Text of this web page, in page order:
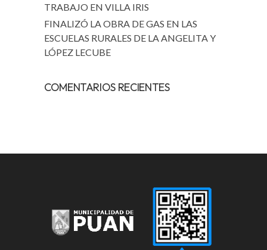
TRABAJO EN VILLA IRIS
FINALIZÓ LA OBRA DE GAS EN LAS
ESCUELAS RURALES DE LA ANGELITA Y
LÓPEZ LECUBE
COMENTARIOS RECIENTES